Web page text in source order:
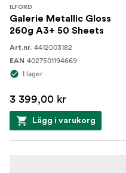
ILFORD
Galerie Metallic Gloss
260g A3+ 50 Sheets
Art.nr. 4412003182
EAN 4027501194669
I lager
3 399,00 kr
Lägg i varukorg